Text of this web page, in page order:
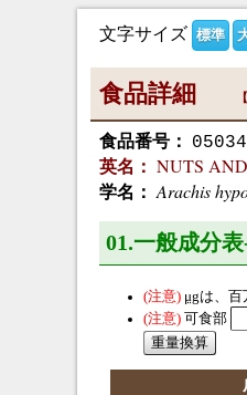
文字サイズ 標準
食品詳細
食品番号： 05034
英名： NUTS AND
学名： Arachis
01.一般成分
μgは、百
可食部